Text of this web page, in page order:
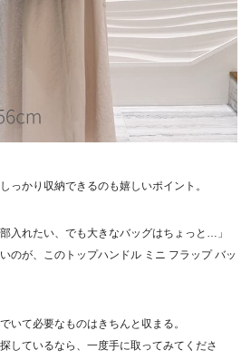
っかり収納できるのも嬉しいポイント。
入れたい、でも大きなバッグはちょっと…」
のが、このトップハンドル ミニ フラップ バッ
いて必要なものはきちんと収まる。
しているなら、一度手に取ってみてくださ